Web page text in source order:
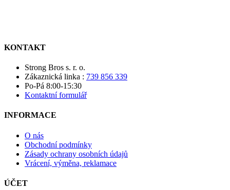
KONTAKT
Strong Bros s. r. o.
Zákaznická linka : 739 856 339
Po-Pá 8:00-15:30
Kontaktní formulář
INFORMACE
O nás
Obchodní podmínky
Zásady ochrany osobních údajů
Vrácení, výměna, reklamace
ÚČET